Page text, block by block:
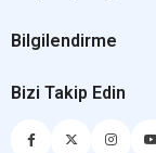
Bilgilendirme
Bizi Takip Edin